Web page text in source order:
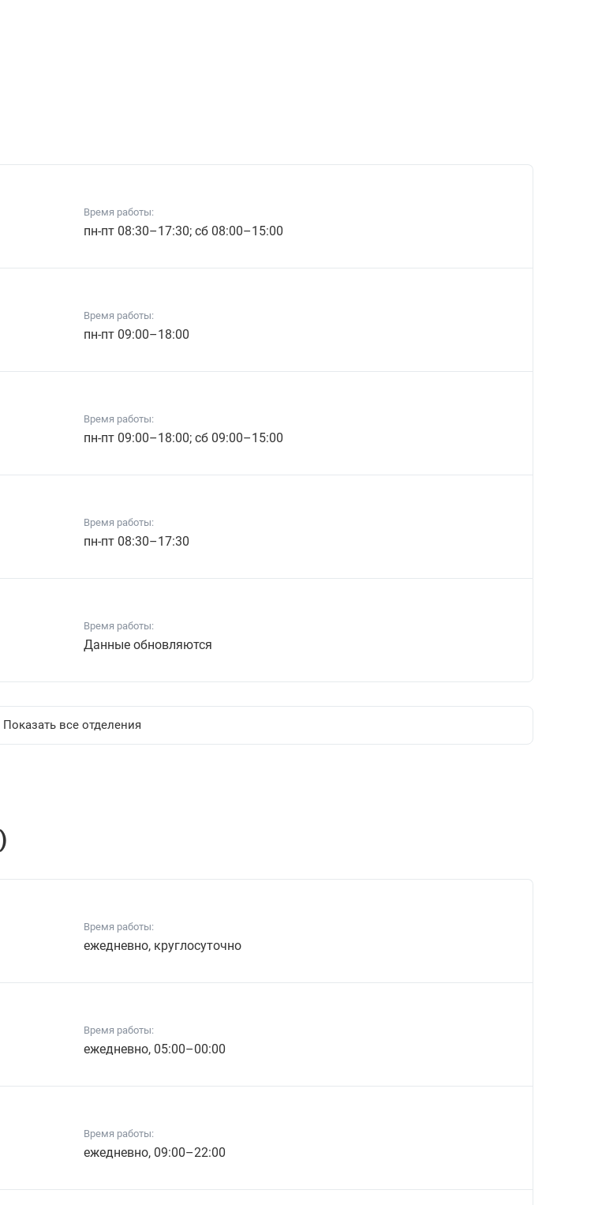
Время работы:
пн-пт 08:30–17:30; сб 08:00–15:00
Время работы:
пн-пт 09:00–18:00
Время работы:
пн-пт 09:00–18:00; сб 09:00–15:00
Время работы:
пн-пт 08:30–17:30
Время работы:
Данные обновляются
Показать все отделения
Время работы:
ежедневно, круглосуточно
Время работы:
ежедневно, 05:00–00:00
Время работы:
ежедневно, 09:00–22:00